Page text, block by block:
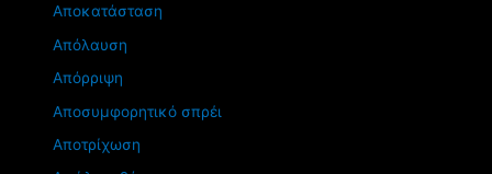
Αποκατάσταση
Απόλαυση
Απόρριψη
Αποσυμφορητικό σπρέι
Αποτρίχωση